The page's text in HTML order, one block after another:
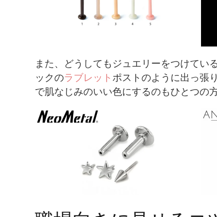
また、どうしてもジュエリーをつけてい
ックのラブレット ポストのように出っ張
で肌なじみのいい色にするのもひとつの